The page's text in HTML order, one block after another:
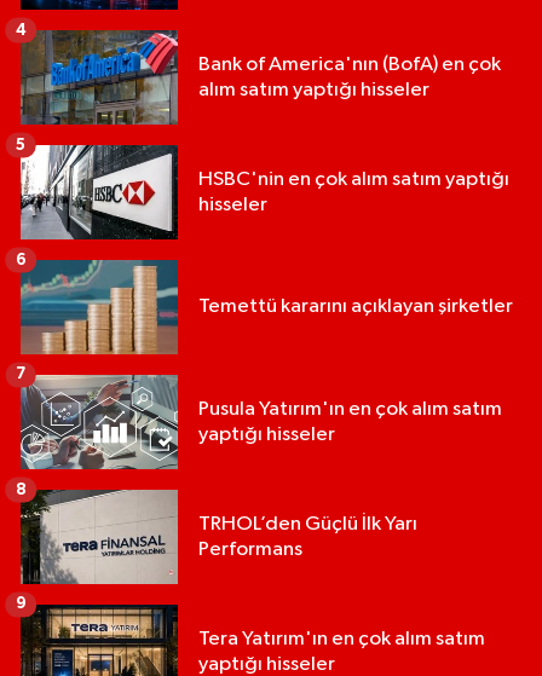
Bank of America'nın (BofA) en çok
alım satım yaptığı hisseler
4
HSBC'nin en çok alım satım yaptığı
hisseler
5
Temettü kararını açıklayan şirketler
6
Pusula Yatırım'ın en çok alım satım
yaptığı hisseler
7
TRHOL’den Güçlü İlk Yarı
Performans
8
Tera Yatırım'ın en çok alım satım
yaptığı hisseler
9